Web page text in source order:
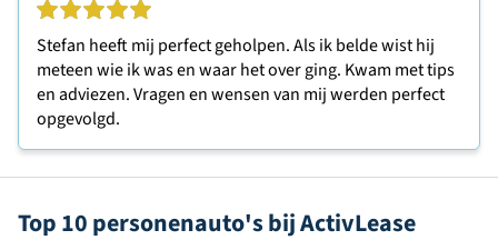
Stefan heeft mij perfect geholpen. Als ik belde wist hij
meteen wie ik was en waar het over ging. Kwam met tips
en adviezen. Vragen en wensen van mij werden perfect
opgevolgd.
Top 10 personenauto's bij ActivLease